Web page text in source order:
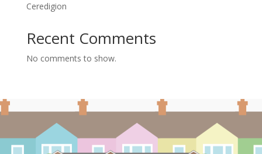
Ceredigion
Recent Comments
No comments to show.